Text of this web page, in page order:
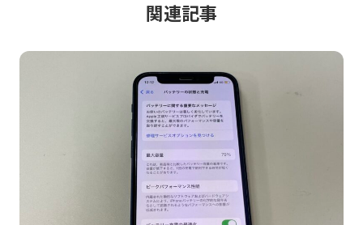
関連記事